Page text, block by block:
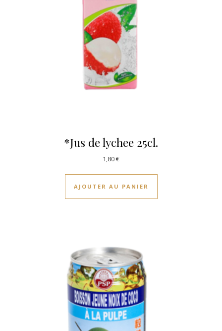
*Jus de lychee 25cl.
1,80€
AJOUTER AU PANIER